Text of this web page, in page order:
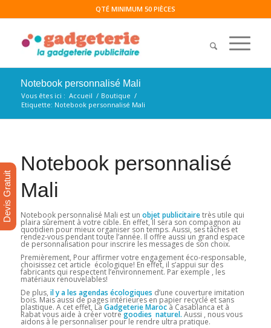
QTÉ MINIMUM 50 PIÈCES
Notebook personnalisé Mali
Vous êtes ici : Accueil / Boutique /
Etiquette: Notebook personnalisé Mali
Notebook personnalisé
Mali
Notebook personnalisé Mali est un objet publicitairetrès utile qui
plaira sûrement à votre cible. En effet, Il sera son compagnon au
quotidien pour mieux organiser son temps. Aussi, ses tâches et
rendez-vous pendant toute l’année. Il offre aussi un grand espace
de personnalisation pour inscrire les messages de son choix.
Premièrement, Pour affirmer votre engagement éco-responsable,
choisissez cet article écologique! En effet, il s’appui sur des
fabricants qui respectent l’environnement. Par exemple , les
matériaux renouvelables!
De plus, il y a les agendas écologiques d’une couverture imitation
bois. Mais aussi de pages intérieures en papier recyclé et sans
plastique. A cet effet, La Gadgeterie Marocà Casablanca et à
Rabat vous aide à créer votregoodies naturel. Aussi , nous vous
aidons à le personnaliser pour le rendre ultra pratique.
Devis Gratuit